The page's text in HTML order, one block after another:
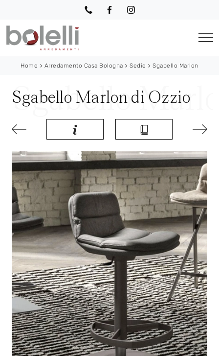
Home > Arredamento Casa Bologna >Sedie >Sgabello Marlon
Sgabello Marlon di Ozzio